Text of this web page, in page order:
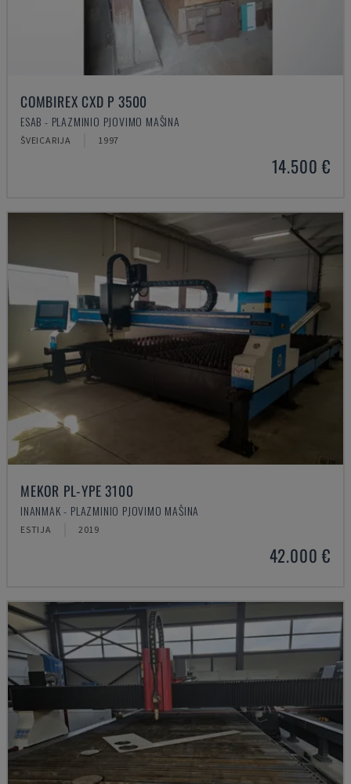
COMBIREX CXD P 3500
ESAB - PLAZMINIO PJOVIMO MAŠINA
ŠVEICARIJA 1997
14.500 €
MEKOR PL-YPE 3100
INANMAK - PLAZMINIO PJOVIMO MAŠINA
ESTIJA 2019
42.000 €